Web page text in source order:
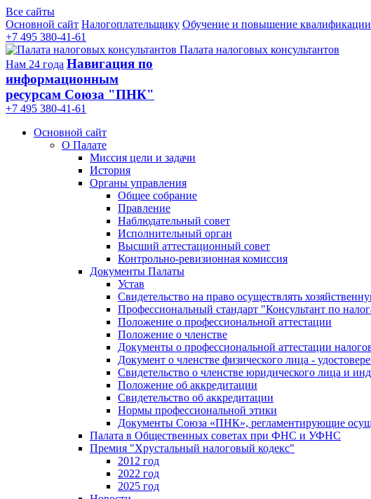
Все сайты
Основной сайт Налогоплательщику Обучение и повышение квалификации
+7 495 380-41-61
Палата налоговых консультантов
Нам 24 года Навигация по
информационным
ресурсам Союза "ПНК"
+7 495 380‑41‑61
Основной сайт
О Палате
Миссия цели и задачи
История
Органы управления
Общее собрание
Правление
Наблюдательный совет
Исполнительный орган
Высший аттестационный совет
Контрольно-ревизионная комиссия
Документы Палаты
Устав
Свидетельство на право осуществлять
Профессиональный стандарт "Консультант по
Положение о профессиональной аттестации
Положение о членстве
Документы о профессиональной аттестации
Документ о членстве физического лица -
Свидетельство о членстве юридического лица и
Положение об аккредитации
Свидетельство об аккредитации
Нормы профессиональной этики
Документы Союза «ПНК», регламентирующие
Палата в Общественных советах при ФНС и УФНС
Премия "Хрустальный налоговый кодекс"
2012 год
2022 год
2025 год